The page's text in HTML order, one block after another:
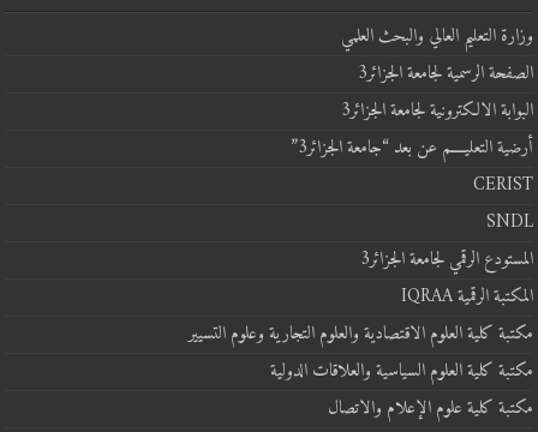
وزارة التعليم العالي والبحث العلمي
الصفحة الرسمية لجامعة الجزائر3
البوابة الالكترونية لجامعة الجزائر3
أرضية التعليــــم عن بعد “جامعة الجزائر3”
CERIST
SNDL
المستودع الرقمي لجامعة الجزائر3
المكتبة الرقمية IQRAA
مكتبة كلية العلوم الاقتصادية والعلوم التجارية وعلوم التسيير
مكتبة كلية العلوم السياسية والعلاقات الدولية
مكتبة كلية علوم الإعلام والاتصال